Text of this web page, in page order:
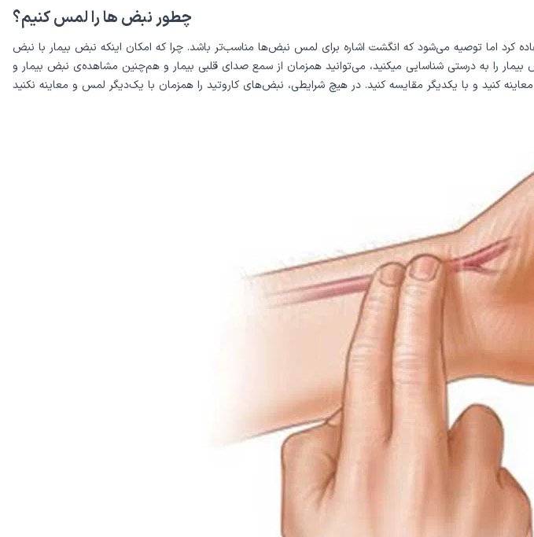
چطور نبض ها را لمس کنیم؟
کرد اما توصیه می‌شود که انگشت اشاره برای لمس نبض‌ها مناسب‌تر باشد. چرا که امکان اینکه نبض بیمار با نبض
را به درستی شناسایی میکنید، می‌توانید همزمان از سمع صدای قلبی بیمار و هم‌چنین مشاهده‌ی نبض بیمار و